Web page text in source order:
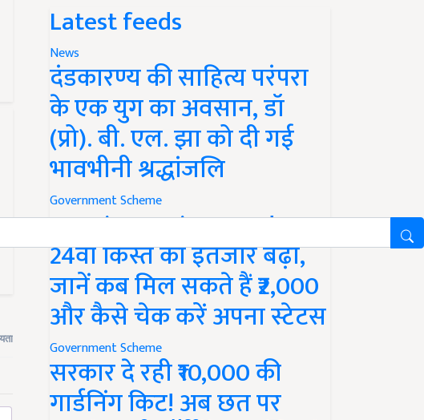
Latest feeds
News
दंडकारण्य की साहित्य परंपरा
के एक युग का अवसान, डॉ
(प्रो). बी. एल. झा को दी गई
भावभीनी श्रद्धांजलि
Government Scheme
PM Kisan Yojana Update:
24वीं किस्त का इंतजार बढ़ा,
जानें कब मिल सकते हैं ₹2,000
और कैसे चेक करें अपना स्टेटस
Government Scheme
सरकार दे रही ₹10,000 की
गार्डनिंग किट! अब छत पर